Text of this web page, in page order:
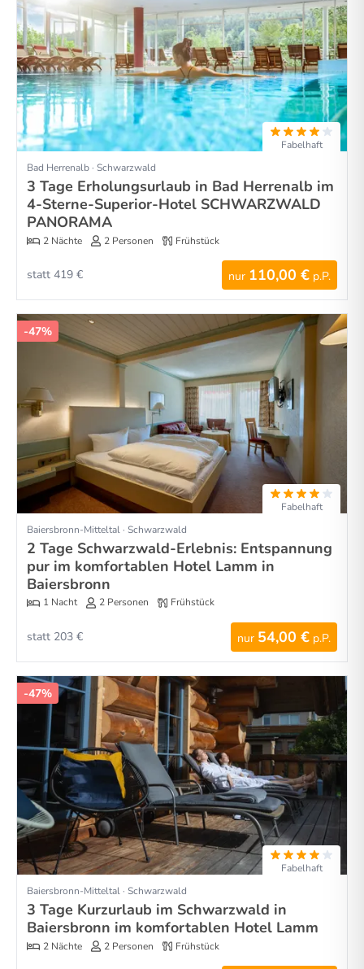
Fabelhaft
Bad Herrenalb · Schwarzwald
3 Tage Erholungsurlaub in Bad Herrenalb im
4-Sterne-Superior-Hotel SCHWARZWALD
PANORAMA
2 Nächte 2 Personen Frühstück
nur 110,00 € p.P.
statt 419 €
-47%
Fabelhaft
Baiersbronn-Mitteltal · Schwarzwald
2 Tage Schwarzwald-Erlebnis: Entspannung
pur im komfortablen Hotel Lamm in
Baiersbronn
1 Nacht 2 Personen Frühstück
nur 54,00 € p.P.
statt 203 €
-47%
Fabelhaft
Baiersbronn-Mitteltal · Schwarzwald
3 Tage Kurzurlaub im Schwarzwald in
Baiersbronn im komfortablen Hotel Lamm
2 Nächte 2 Personen Frühstück